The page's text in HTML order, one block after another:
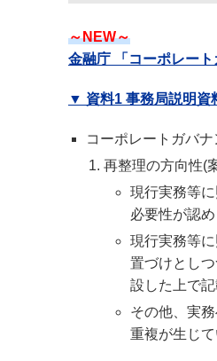
～NEW～
金融庁 「コーポレー
▼ 資料1 事務局説明資
コーポレートガバ
再整理の方向性(
現行実務等
必要性が認
現行実務等
置づけとし
設した上で
その他、実
重複が生じ